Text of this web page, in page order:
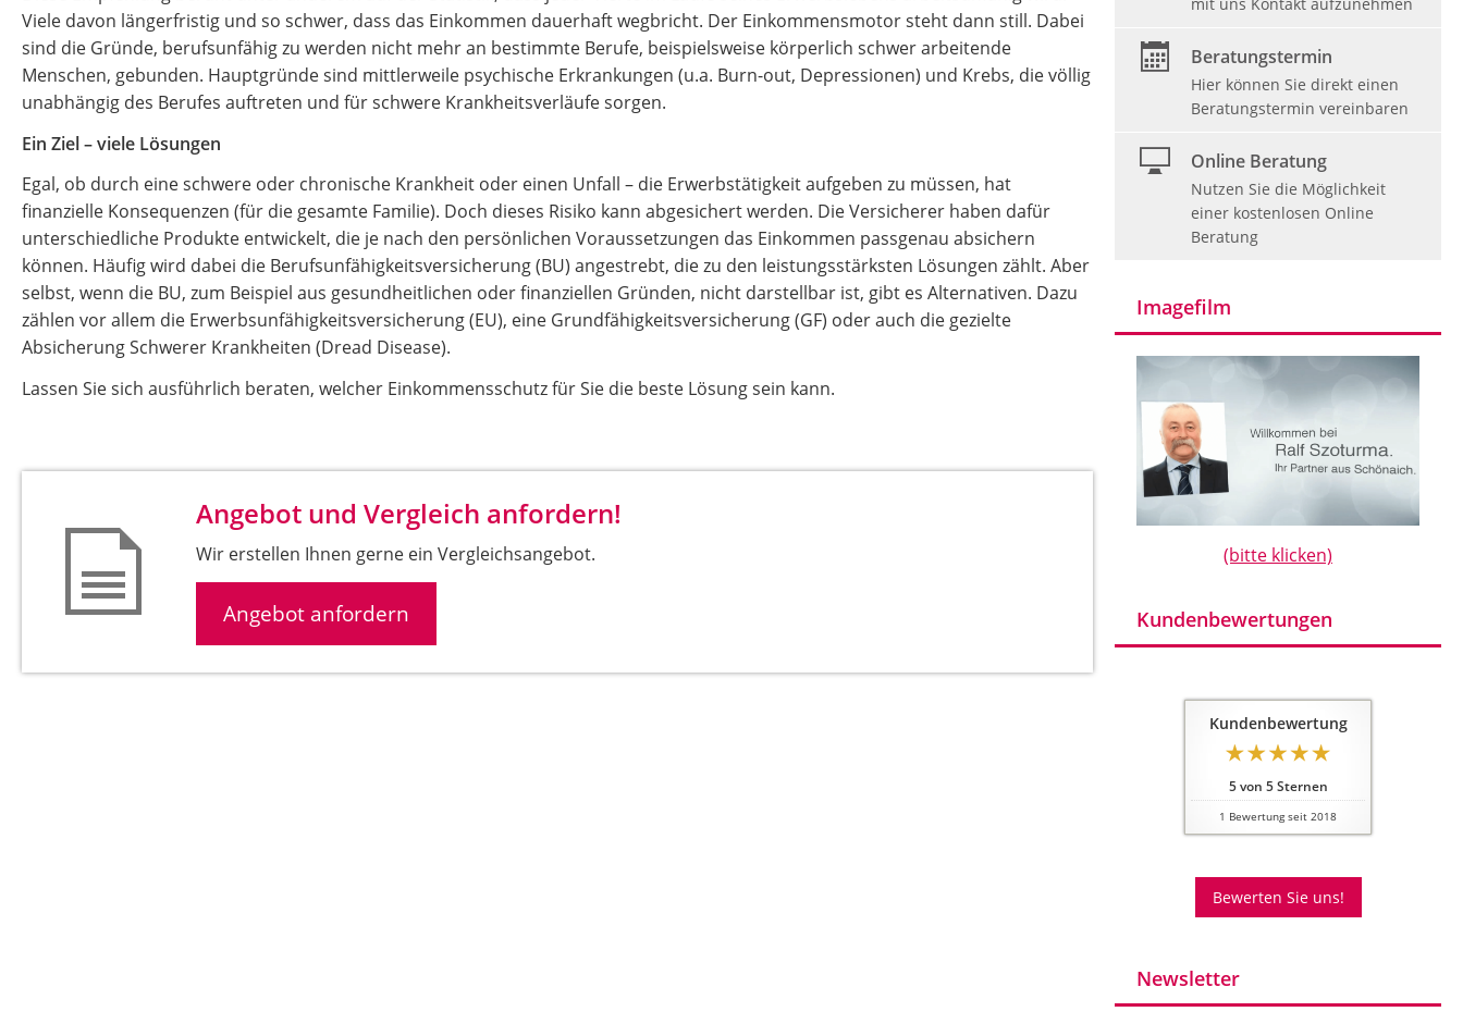
Beratungstermin
Hier können Sie direkt einen
Beratungstermin vereinbaren
Online Beratung
Nutzen Sie die Möglichkeit
einer kostenlosen Online
Beratung
Imagefilm
(bitte klicken)
Kundenbewertungen
Kundenbewertung
5von 5Sternen
1 Bewertung seit 2018
Bewerten Sie uns!
Newsletter
Viele davon längerfristig und so schwer, dass das Einkommen dauerhaft wegbricht. Der Einkommensmotor steht dann still. Dabei
sind die Gründe, berufsunfähig zu werden nicht mehr an bestimmte Berufe, beispielsweise körperlich schwer arbeitende
Menschen, gebunden. Hauptgründe sind mittlerweile psychische Erkrankungen (u.a. Burn-out, Depressionen) und Krebs, die völlig
unabhängig des Berufes auftreten und für schwere Krankheitsverläufe sorgen.
Ein Ziel – viele Lösungen
Egal, ob durch eine schwere oder chronische Krankheit oder einen Unfall – die Erwerbstätigkeit aufgeben zu müssen, hat
finanzielle Konsequenzen (für die gesamte Familie). Doch dieses Risiko kann abgesichert werden. Die Versicherer haben dafür
unterschiedliche Produkte entwickelt, die je nach den persönlichen Voraussetzungen das Einkommen passgenau absichern
können. Häufig wird dabei die Berufsunfähigkeitsversicherung (BU) angestrebt, die zu den leistungsstärksten Lösungen zählt. Aber
selbst, wenn die BU, zum Beispiel aus gesundheitlichen oder finanziellen Gründen, nicht darstellbar ist, gibt es Alternativen. Dazu
zählen vor allem die Erwerbsunfähigkeitsversicherung (EU), eine Grundfähigkeitsversicherung (GF) oder auch die gezielte
Absicherung Schwerer Krankheiten (Dread Disease).
Lassen Sie sich ausführlich beraten, welcher Einkommensschutz für Sie die beste Lösung sein kann.
Angebot und Vergleich anfordern!
Wir erstellen Ihnen gerne ein Vergleichsangebot.
Angebot anfordern